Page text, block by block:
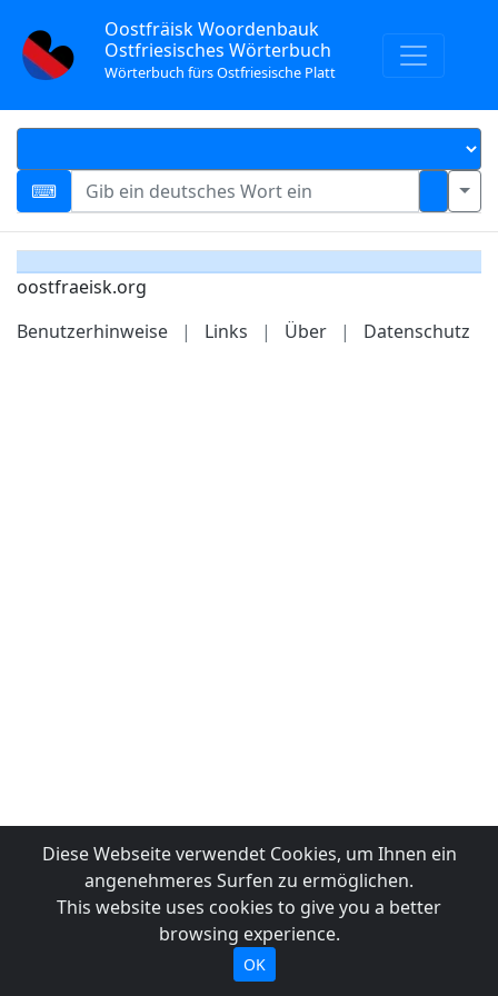
Oostfräisk Woordenbauk
Ostfriesisches Wörterbuch
Wörterbuch fürs Ostfriesische Platt
oostfraeisk.org
Benutzerhinweise
| Links | Über | Datenschutz
Diese Webseite verwendet Cookies, um Ihnen ein
angenehmeres Surfen zu ermöglichen.
This website uses cookies to give you a better
browsing experience.
OK